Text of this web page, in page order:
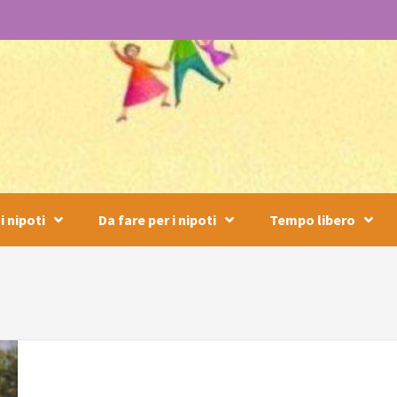
i nipoti Da fare per i nipoti Tempo libero